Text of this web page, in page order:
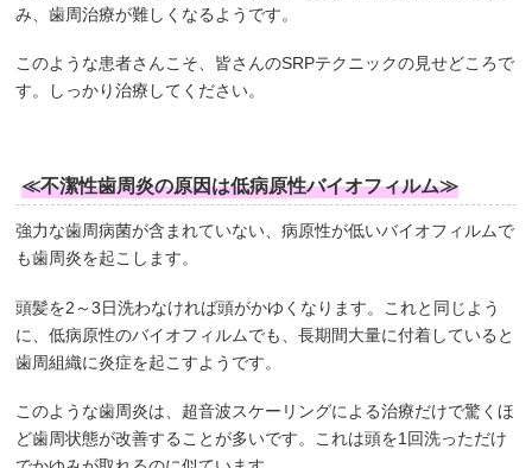
み、歯周治療が難しくなるようです。
このような患者さんこそ、皆さんのSRPテクニックの見せどころで
す。しっかり治療してください。
≪不潔性歯周炎の原因は低病原性バイオフィルム≫
強力な歯周病菌が含まれていない、病原性が低いバイオフィルムで
も歯周炎を起こします。
頭髪を2～3日洗わなければ頭がかゆくなります。これと同じよう
に、低病原性のバイオフィルムでも、長期間大量に付着していると
歯周組織に炎症を起こすようです。
このような歯周炎は、超音波スケーリングによる治療だけで驚くほ
ど歯周状態が改善することが多いです。これは頭を1回洗っただけ